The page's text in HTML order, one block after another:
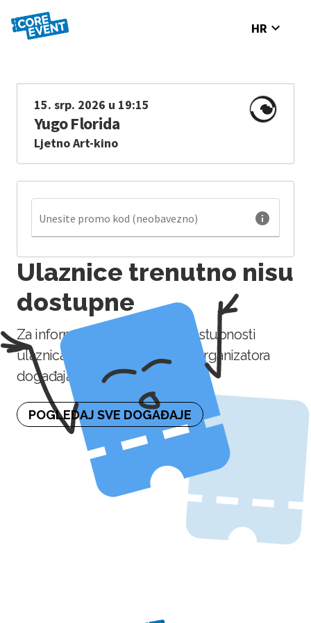
HR expand_more
15. srp. 2026 u 19:15
Yugo Florida
Ljetno Art-kino
Unesite promo kod (neobavezno) info
Ulaznice trenutno nisu
dostupne
Za informaciju o naknadnoj dostupnosti
ulaznica molimo kontaktirajte organizatora
događaja.
POGLEDAJ SVE DOGAĐAJE